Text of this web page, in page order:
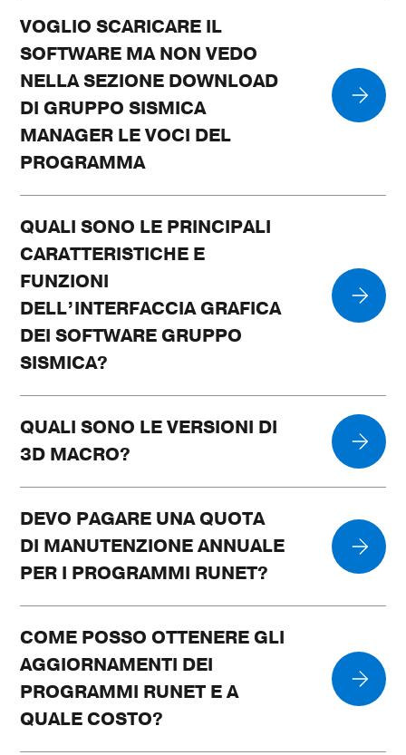
VOGLIO SCARICARE IL
SOFTWARE MA NON VEDO
NELLA SEZIONE DOWNLOAD
DI GRUPPO SISMICA
MANAGER LE VOCI DEL
PROGRAMMA
QUALI SONO LE PRINCIPALI
CARATTERISTICHE E
FUNZIONI
DELL’INTERFACCIA GRAFICA
DEI SOFTWARE GRUPPO
SISMICA?
QUALI SONO LE VERSIONI DI
3D MACRO?
DEVO PAGARE UNA QUOTA
DI MANUTENZIONE ANNUALE
PER I PROGRAMMI RUNET?
COME POSSO OTTENERE GLI
AGGIORNAMENTI DEI
PROGRAMMI RUNET E A
QUALE COSTO?